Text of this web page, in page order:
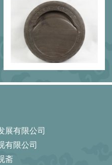
展有限公司
有限公司
斋